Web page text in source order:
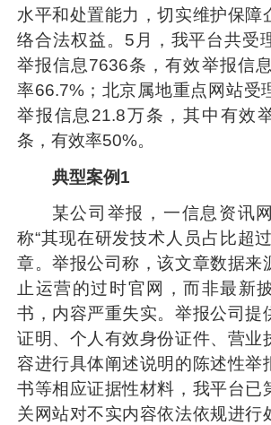
水平和处置能力，切实维护保障
络合法权益。5月，我平台共受
举报信息7636条，有效举报信
率66.7%；北京属地重点网站受
举报信息21.8万条，其中有效
条，有效率50%。
典型案例1
某公司举报，一信息资讯
称“其现在研发技术人员占比超
章。举报公司称，该文章数据来
止运营的过时官网，而非最新
书，内容严重失实。举报公司提
证明、个人有效身份证件、营业
容进行具体阐述说明的陈述性举
书等相应证据性材料，我平台已
关网站对不实内容依法依规进行